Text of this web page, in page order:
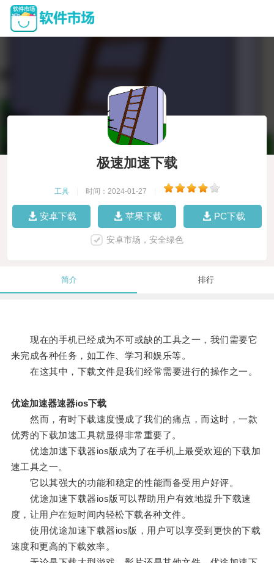
极速加速下载
工具 时间：2024-01-27
安卓下载 苹果下载 PC下载
安卓市场，安全绿色
简介 排行
现在的手机已经成为不可或缺的工具之一，我们需要它
来完成各种任务，如工作、学习和娱乐等。
在这其中，下载文件是我们经常需要进行的操作之一。
优途加速器速器ios下载
然而，有时下载速度慢成了我们的痛点，而这时，一款
优秀的下载加速工具就显得非常重要了。
优途加速下载器ios版成为了在手机上最受欢迎的下载加
速工具之一。
它以其强大的功能和稳定的性能而备受用户好评。
优途加速下载器ios版可以帮助用户有效地提升下载速
度，让用户在短时间内轻松下载各种文件。
使用优途加速下载器ios版，用户可以享受到更快的下载
速度和更高的下载效率。